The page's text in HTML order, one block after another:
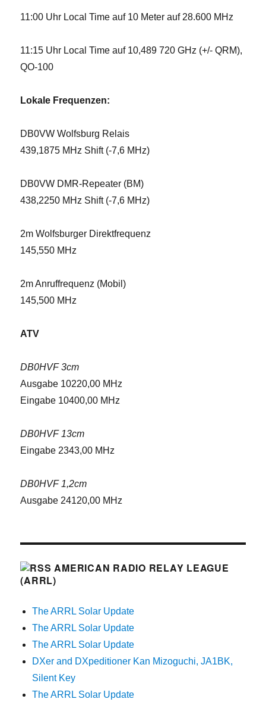
11:00 Uhr Local Time auf 10 Meter auf 28.600 MHz
11:15 Uhr Local Time auf 10,489 720 GHz (+/- QRM),
QO-100
Lokale Frequenzen:
DB0VW Wolfsburg Relais
439,1875 MHz Shift (-7,6 MHz)
DB0VW DMR-Repeater (BM)
438,2250 MHz Shift (-7,6 MHz)
2m Wolfsburger Direktfrequenz
145,550 MHz
2m Anruffrequenz (Mobil)
145,500 MHz
ATV
DB0HVF 3cm
Ausgabe 10220,00 MHz
Eingabe 10400,00 MHz
DB0HVF 13cm
Eingabe 2343,00 MHz
DB0HVF 1,2cm
Ausgabe 24120,00 MHz
AMERICAN RADIO RELAY LEAGUE
(ARRL)
The ARRL Solar Update
The ARRL Solar Update
The ARRL Solar Update
DXer and DXpeditioner Kan Mizoguchi, JA1BK,
Silent Key
The ARRL Solar Update